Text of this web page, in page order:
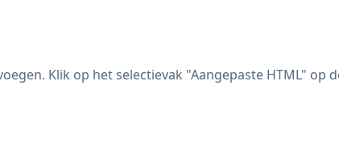
Klik op het selectievak "Aangepaste HTML" op